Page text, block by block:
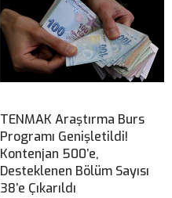
TENMAK Araştırma Burs
Programı Genişletildi!
Kontenjan 500’e,
Desteklenen Bölüm Sayısı
38’e Çıkarıldı